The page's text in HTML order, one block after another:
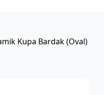
Kupa Bardak (Oval)